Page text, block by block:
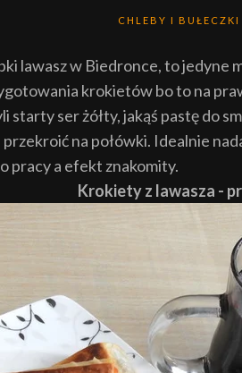
CHLEBY I BUŁECZKI
lawasz w Biedronce, to jedyne
krokietów bo to na
starty ser żółty, jakąś pastę do
na połówki. Idealnie
pracy a efekt znakomity.
Krokiety z lawasza -